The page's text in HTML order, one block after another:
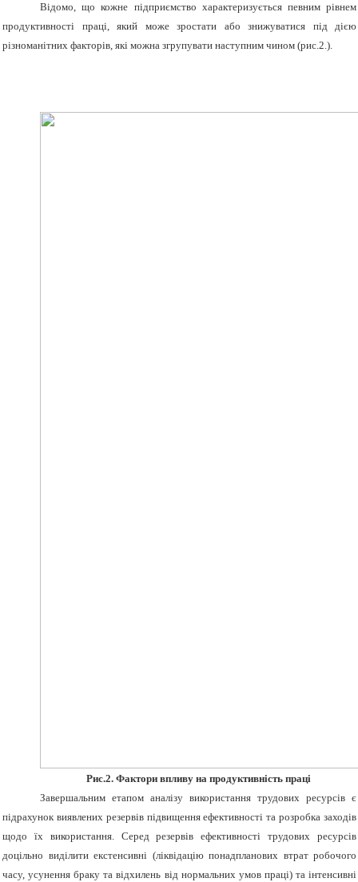
Відомо, що кожне підприємство характеризується певним рівнем
продуктивності праці, який може зростати або знижуватися під дією
різноманітних факторів, які можна згрупувати наступним чином (рис.2.).
Рис.2. Фактори впливу на продуктивність праці
Завершальним етапом аналізу використання трудових ресурсів є
підрахунок виявлених резервів підвищення ефективності та розробка заходів
щодо їх використання. Серед резервів ефективності трудових ресурсів
доцільно виділити екстенсивні (ліквідацію понадпланових втрат робочого
часу, усунення браку та відхилень від нормальних умов праці) та інтенсивні